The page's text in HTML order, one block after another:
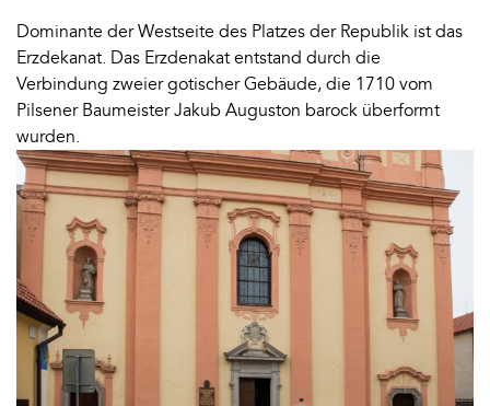
Dominante der Westseite des Platzes der Republik ist das
Erzdekanat. Das Erzdenakat entstand durch die
Verbindung zweier gotischer Gebäude, die 1710 vom
Pilsener Baumeister Jakub Auguston barock überformt
wurden.